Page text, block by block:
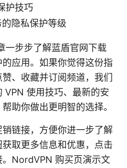
护技巧
隐私保护等级
一步步了解蓝盾官网下载
应用。如果你觉得这份指
、收藏并订阅频道，我们
VPN 使用技巧、最新的安
助你做出更明智的选择。
链接，方便你进一步了解
取更多信息和优惠，点击
NordVPN 购买页演示文